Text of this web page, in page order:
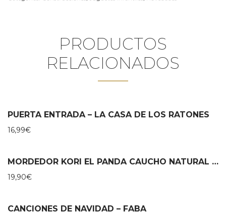
PRODUCTOS
RELACIONADOS
PUERTA ENTRADA – LA CASA DE LOS RATONES
16,99€
MORDEDOR KORI EL PANDA CAUCHO NATURAL – LANCO
19,90€
CANCIONES DE NAVIDAD – FABA